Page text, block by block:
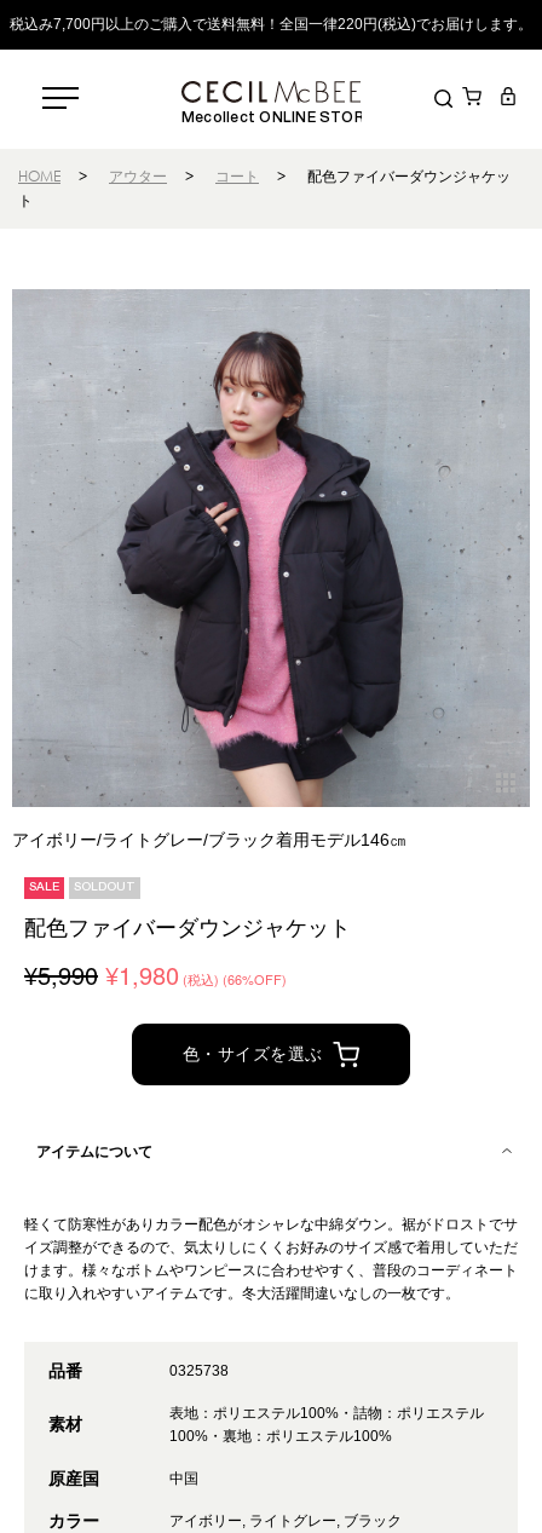
税込み7,700円以上のご購入で送料無料！全国一律220円(税込)でお届けします。
Mecollect ONLINE STORE
HOME > アウター > コート >
配色ファイバーダウンジャケッ
ト
アイボリー/ライトグレー/ブラック着用モデル146㎝
SALE SOLDOUT
配色ファイバーダウンジャケット
¥5,990 ¥1,980 (税込) (66%OFF)
色・サイズを選ぶ
アイテムについて
軽くて防寒性がありカラー配色がオシャレな中綿ダウン。裾がドロストでサ
イズ調整ができるので、気太りしにくくお好みのサイズ感で着用していただ
けます。様々なボトムやワンピースに合わせやすく、普段のコーディネート
に取り入れやすいアイテムです。冬大活躍間違いなしの一枚です。
品番 0325738
素材
表地：ポリエステル100%・詰物：ポリエステル
100%・裏地：ポリエステル100%
原産国 中国
カラー アイボリー, ライトグレー, ブラック